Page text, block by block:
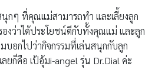
นุกๆ ที่คุณแม่สามารถทำ และเลี้ยงลูก
องว่าได้ประโยชน์ดีกับทั้งคุณแม่ และลูก
อกไปว่ากิจกรรมที่เล่นสนุกกับลูก
ยก็คือ เป้อุ้มi-angel รุ่น Dr.Dial ค่ะ